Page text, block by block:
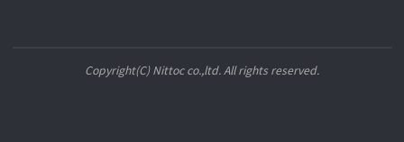
Copyright(C) Nittoc co.,ltd. All rights reserved.